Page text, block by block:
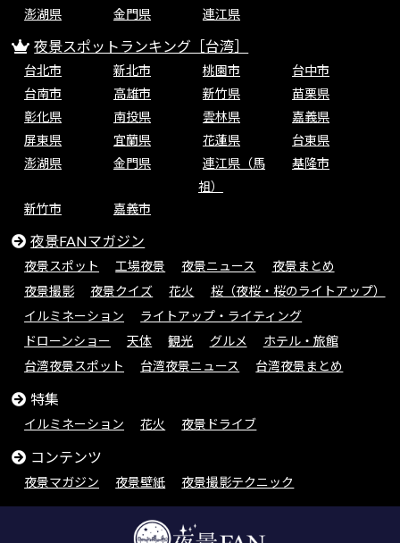
澎湖県
金門県 連江県
夜景スポットランキング［台湾］
台北市 新北市 桃園市
台中市
台南市
高雄市 新竹県
苗栗県
彰化県
南投県 雲林県
嘉義県
屏東県
宜蘭県 花蓮県
台東県
澎湖県
金門県
連江県（馬
祖）
基隆市
新竹市 嘉義市
夜景FANマガジン
夜景スポット 工場夜景 夜景ニュース
夜景まとめ
夜景撮影
夜景クイズ 花火
桜（夜桜・桜のライトアップ）
イルミネーション
ライトアップ・ライティング
ドローンショー
天体 観光 グルメ
ホテル・旅館
台湾夜景スポット
台湾夜景ニュース 台湾夜景まとめ
特集
イルミネーション 花火 夜景ドライブ
コンテンツ
夜景マガジン 夜景壁紙 夜景撮影テクニック